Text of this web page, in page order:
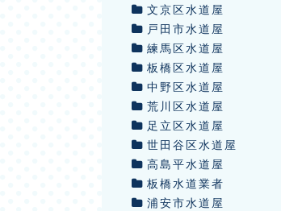
文京区水道屋
戸田市水道屋
練馬区水道屋
板橋区水道屋
中野区水道屋
荒川区水道屋
足立区水道屋
世田谷区水道屋
高島平水道屋
板橋水道業者
浦安市水道屋